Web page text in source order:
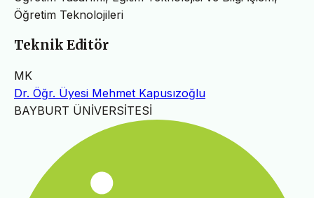
Öğretim Teknolojileri
Teknik Editör
MK
Dr. Öğr. Üyesi Mehmet Kapusızoğlu
BAYBURT ÜNİVERSİTESİ